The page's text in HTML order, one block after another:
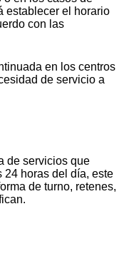
establecer el horario
con las
en los centros
de servicio a
de servicios que
24 horas del día, este
de turno, retenes,